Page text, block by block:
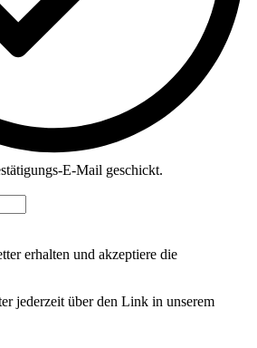
E-Mail geschickt.
erhalten und akzeptiere die
jederzeit über den Link in unserem